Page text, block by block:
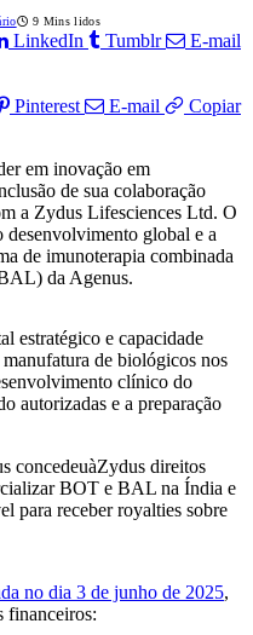
9 Mins lidos
LinkedIn Tumblr E-mail
Pinterest E-mail
Copiar
em inovação em
de sua colaboração
a Zydus Lifesciences Ltd. O
desenvolvimento global e a
de imunoterapia combinada
da Agenus.
estratégico e capacidade
de biológicos nos
clínico do
autorizadas e a preparação
concedeuàZydus direitos
BOT e BAL na Índia e
para receber royalties sobre
no dia 3 de junho de 2025,
financeiros: